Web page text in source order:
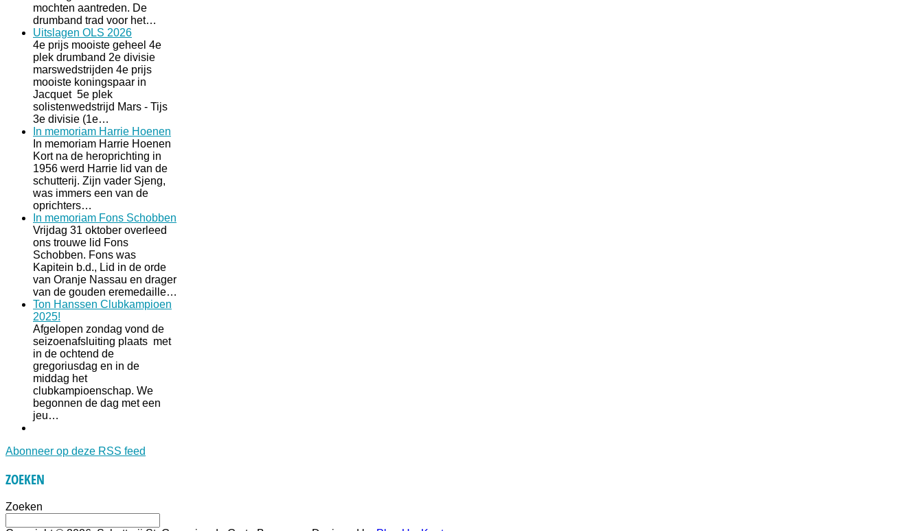
mochten aantreden. De
drumband trad voor het…
Uitslagen OLS 2026
4e prijs mooiste geheel 4e
plek drumband 2e divisie
marswedstrijden 4e prijs
mooiste koningspaar in
Jacquet 5e plek
solistenwedstrijd Mars - Tijs
3e divisie (1e…
In memoriam Harrie Hoenen
In memoriam Harrie Hoenen
Kort na de heroprichting in
1956 werd Harrie lid van de
schutterij. Zijn vader Sjeng,
was immers een van de
oprichters…
In memoriam Fons Schobben
Vrijdag 31 oktober overleed
ons trouwe lid Fons
Schobben. Fons was
Kapitein b.d., Lid in de orde
van Oranje Nassau en drager
van de gouden eremedaille…
Ton Hanssen Clubkampioen
2025!
Afgelopen zondag vond de
seizoenafsluiting plaats met
in de ochtend de
gregoriusdag en in de
middag het
clubkampioenschap. We
begonnen de dag met een
jeu…
Abonneer op deze RSS feed
ZOEKEN
Zoeken